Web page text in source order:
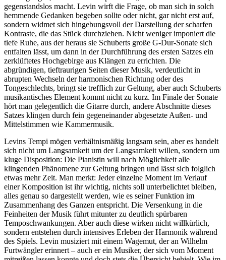
gegenstandslos macht. Levin wirft die Frage, ob man sich in solch
hemmende Gedanken begeben sollte oder nicht, gar nicht erst auf,
sondern widmet sich hingebungsvoll der Darstellung der scharfen
Kontraste, die das Stück durchziehen. Nicht weniger imponiert die
tiefe Ruhe, aus der heraus sie Schuberts große G-Dur-Sonate sich
entfalten lässt, um dann in der Durchführung des ersten Satzes ein
zerklüftetes Hochgebirge aus Klängen zu errichten. Die
abgründigen, tieftraurigen Seiten dieser Musik, verdeutlicht in
abrupten Wechseln der harmonischen Richtung oder des
Tongeschlechts, bringt sie trefflich zur Geltung, aber auch Schuberts
musikantisches Element kommt nicht zu kurz. Im Finale der Sonate
hört man gelegentlich die Gitarre durch, andere Abschnitte dieses
Satzes klingen durch fein gegeneinander abgesetzte Außen- und
Mittelstimmen wie Kammermusik.
Levins Tempi mögen verhältnismäßig langsam sein, aber es handelt
sich nicht um Langsamkeit um der Langsamkeit willen, sondern um
kluge Disposition: Die Pianistin will nach Möglichkeit alle
klingenden Phänomene zur Geltung bringen und lässt sich folglich
etwas mehr Zeit. Man merkt: Jeder einzelne Moment im Verlauf
einer Komposition ist ihr wichtig, nichts soll unterbelichtet bleiben,
alles genau so dargestellt werden, wie es seiner Funktion im
Zusammenhang des Ganzen entspricht. Die Versenkung in die
Feinheiten der Musik führt mitunter zu deutlich spürbaren
Temposchwankungen. Aber auch diese wirken nicht willkürlich,
sondern entstehen durch intensives Erleben der Harmonik während
des Spiels. Levin musiziert mit einem Wagemut, der an Wilhelm
Furtwängler erinnert – auch er ein Musiker, der sich vom Moment